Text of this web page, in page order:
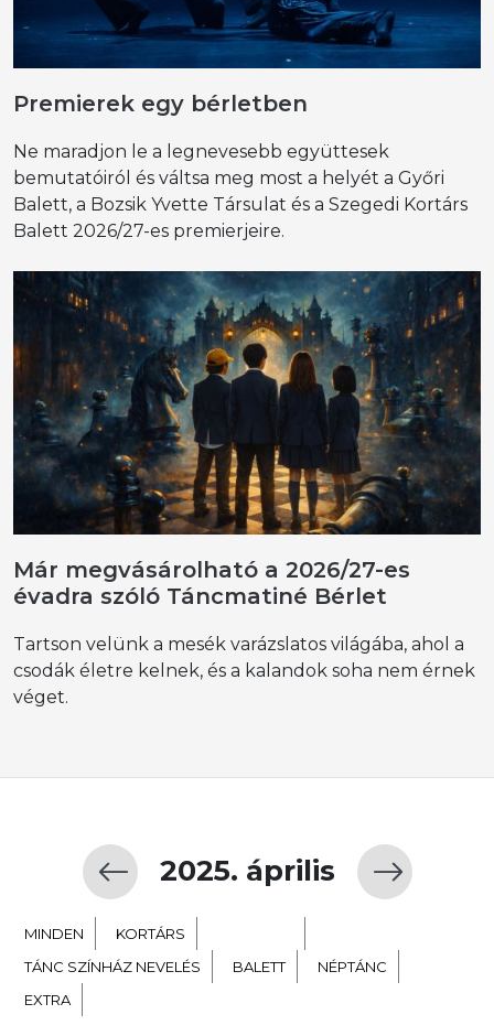
Premierek egy bérletben
Ne maradjon le a legnevesebb együttesek
bemutatóiról és váltsa meg most a helyét a Győri
Balett, a Bozsik Yvette Társulat és a Szegedi Kortárs
Balett 2026/27-es premierjeire.
Már megvásárolható a 2026/27-es
évadra szóló Táncmatiné Bérlet
Tartson velünk a mesék varázslatos világába, ahol a
csodák életre kelnek, és a kalandok soha nem érnek
véget.
2025. április
MINDEN KORTÁRS
TÁNC SZÍNHÁZ NEVELÉS
BALETT
NÉPTÁNC
EXTRA